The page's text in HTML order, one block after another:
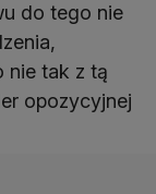
do tego nie
nie tak z tą
opozycyjnej